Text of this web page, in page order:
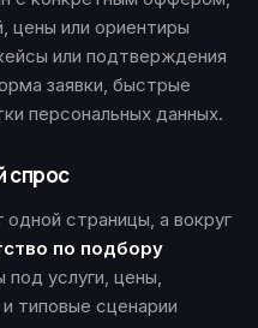
цены или ориентиры
или подтверждения
заявки, быстрые
персональных данных.
спрос
одной страницы, а вокруг
по подбору
услуги, цены,
типовые сценарии